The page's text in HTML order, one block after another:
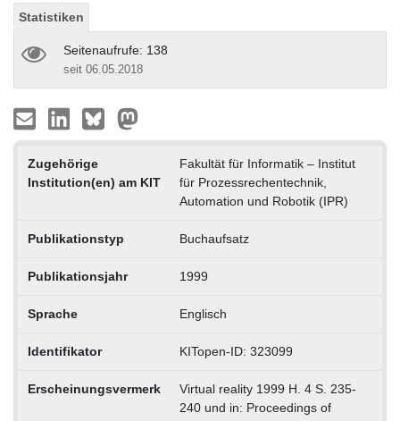
Statistiken
Seitenaufrufe: 138
seit 06.05.2018
Zugehörige
Institution(en) am KIT
Fakultät für Informatik – Institut
für Prozessrechentechnik,
Automation und Robotik (IPR)
Publikationstyp Buchaufsatz
Publikationsjahr 1999
Sprache Englisch
Identifikator KITopen-ID: 323099
Erscheinungsvermerk
Virtual reality 1999 H. 4 S. 235-
240 und in: Proceedings of